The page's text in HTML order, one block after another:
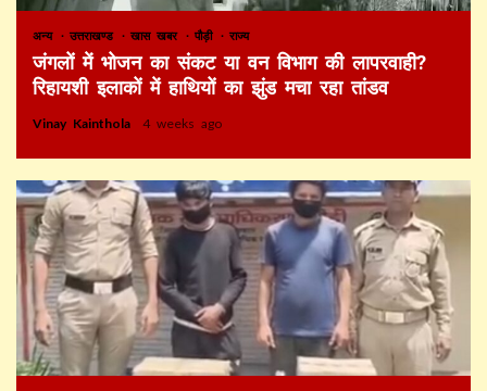
अन्य उत्तराखण्ड खास खबर पौड़ी राज्य
जंगलों में भोजन का संकट या वन विभाग की लापरवाही?
रिहायशी इलाकों में हाथियों का झुंड मचा रहा तांडव
Vinay Kainthola 4 weeks ago